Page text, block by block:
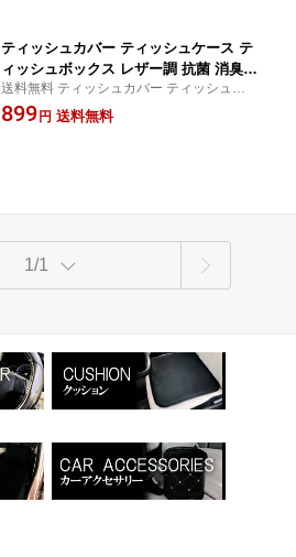
ティッシュカバー ティッシュケース テ
ィッシュボックス レザー調 抗菌 消臭
竹炭 5WAY 多機能 平置き 壁掛け 吊り
下げ 掛けれる 置ける マジックテープ付
送料無料 ティッシュカバー ティッシュケー
ス ティッシュボックス レザー調 抗菌 消臭
竹炭 多機能 平置き 掛けれる マジックテー
899 円 送料無料
1/1